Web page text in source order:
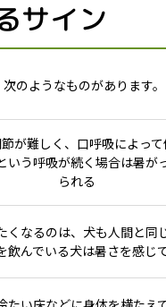
サイン
のようなものがあります。
が難しく、口呼吸によっ
いう呼吸が続く場合は暑が
られる
なるのは、犬も人間と同
飲んでいる犬は暑さを感じ